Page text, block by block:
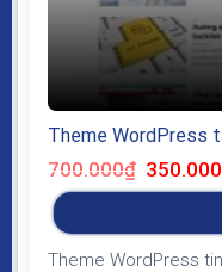
Theme WordPress
700.000₫ Giá
gốc
là:
350.000
Theme WordPress